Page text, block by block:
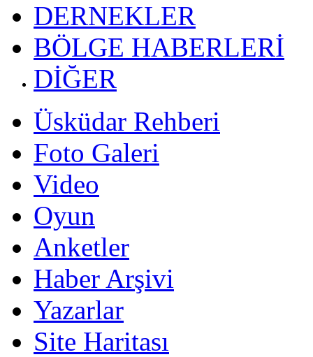
DERNEKLER
BÖLGE HABERLERİ
DİĞER
Üsküdar Rehberi
Foto Galeri
Video
Oyun
Anketler
Haber Arşivi
Yazarlar
Site Haritası